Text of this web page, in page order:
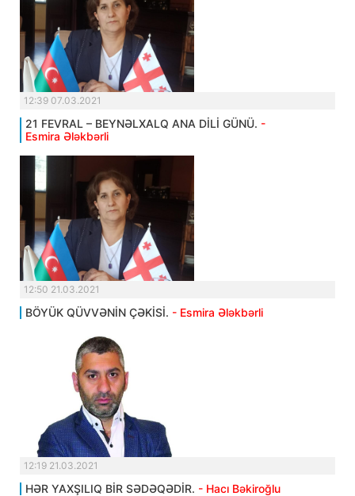
12:39 07.03.2021
21 FEVRAL – BEYNƏLXALQ ANA DİLİ GÜNÜ. -
Esmira Ələkbərli
12:50 21.03.2021
BÖYÜK QÜVVƏNİN ÇƏKİSİ. - Esmira Ələkbərli
12:19 21.03.2021
HƏR YAXŞILIQ BİR SƏDƏQƏDİR. - Hacı Bəkiroğlu